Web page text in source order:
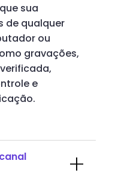
sua
de qualquer
ou
gravações,
e